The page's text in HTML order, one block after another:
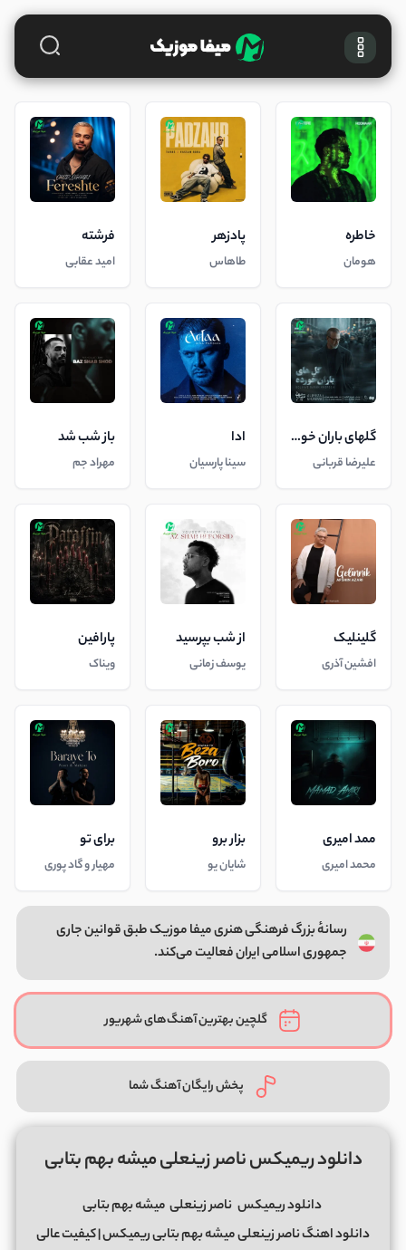
خاطره
هومان
پادزهر
طاهاس
فرشته
امید عقابی
گلهای باران خورده
علیرضا قربانی
ادا
سینا پارسیان
باز شب شد
مهراد جم
گلینلیک
افشین آذری
از شب بپرسید
یوسف زمانی
پارافین
ویناک
ممد امیری
محمد امیری
بزار برو
شایان یو
برای تو
مهیار و گاد پوری
رسانهٔ بزرگ فرهنگی هنری میفا موزیک طبق قوانین جاری
جمهوری اسلامی ایران فعالیت می‌کند.
گلچین بهترین آهنگ‌های شهریور
پخش رایگان آهنگ شما
دانلود ریمیکس ناصر زینعلی میشه بهم بتابی
دانلود ریمیکس ناصر زینعلی میشه بهم بتابی
دانلود اهنگ ناصر زینعلی میشه بهم بتابی ریمیکس | کیفیت عالی